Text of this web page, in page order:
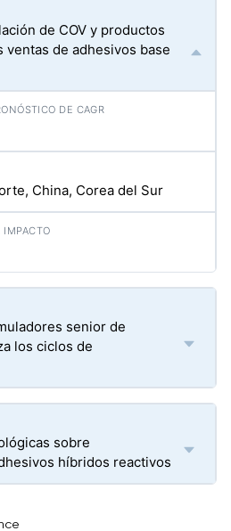
de COV y productos
de adhesivos base
China, Corea del Sur
senior de
los ciclos de
sobre
híbridos reactivos